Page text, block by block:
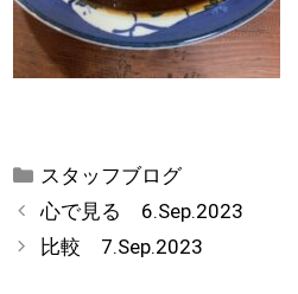
カ
テ
リ
スタッフブログ
心で見る 6.Sep.2023
比較 7.Sep.2023